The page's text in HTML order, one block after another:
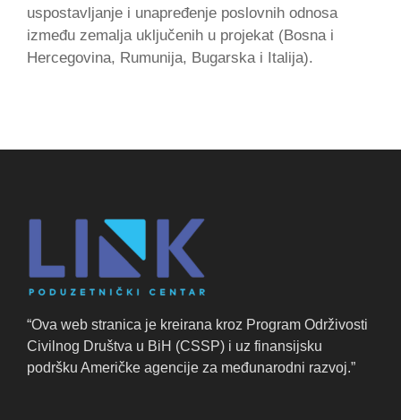
uspostavljanje i unapređenje poslovnih odnosa
između zemalja uključenih u projekat (Bosna i
Hercegovina, Rumunija, Bugarska i Italija).
“Ova web stranica je kreirana kroz Program Održivosti
Civilnog Društva u BiH (CSSP) i uz finansijsku
podršku Američke agencije za međunarodni razvoj.”